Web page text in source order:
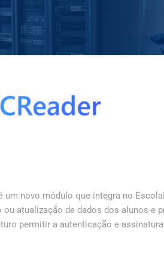
é um novo módulo que integra no
ou atualização de dados dos alunos e
permitir a autenticação e